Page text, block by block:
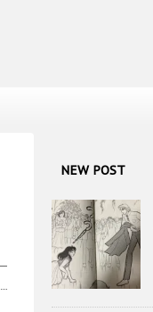
NEW POST